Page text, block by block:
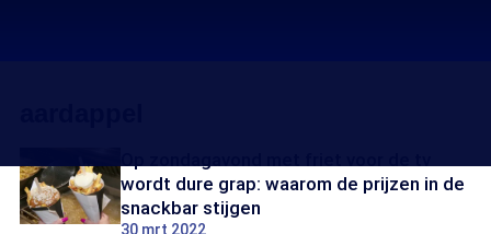
wordt dure grap: waarom de prijzen in de
snackbar stijgen
30 mrt 2022